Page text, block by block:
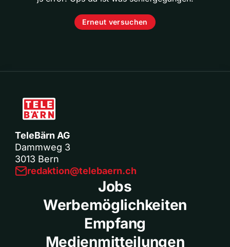
Erneut versuchen
TeleBärn AG
Dammweg 3
3013 Bern
redaktion@telebaern.ch
Jobs
Werbemöglichkeiten
Empfang
Medienmitteilungen